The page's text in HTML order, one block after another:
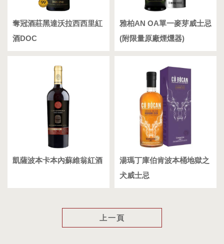
奪冠酒莊黑達沃拉西西里紅
酒DOC
雅柏AN OA單一麥芽威士忌
(附限量原廠煙燻器)
凱薩波本卡本內蘇維翁紅酒
湯瑪丁庫伯肯波本桶地獄之
犬威士忌
上一頁